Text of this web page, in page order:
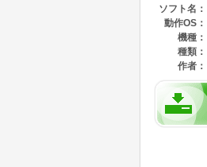
ソフト名：
動作OS：
機種：
種類：
作者：